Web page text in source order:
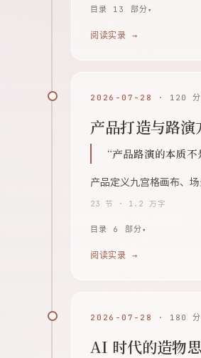
目录 13 部分
阅读实录 →
2026-07-28 · 120 分
产品打造与路演
“产品路演的本质
产品定义九宫格画布、
23 节 · 1.2 万字
目录 6 部分
阅读实录 →
2026-07-28 · 180 分
AI 时代的造物